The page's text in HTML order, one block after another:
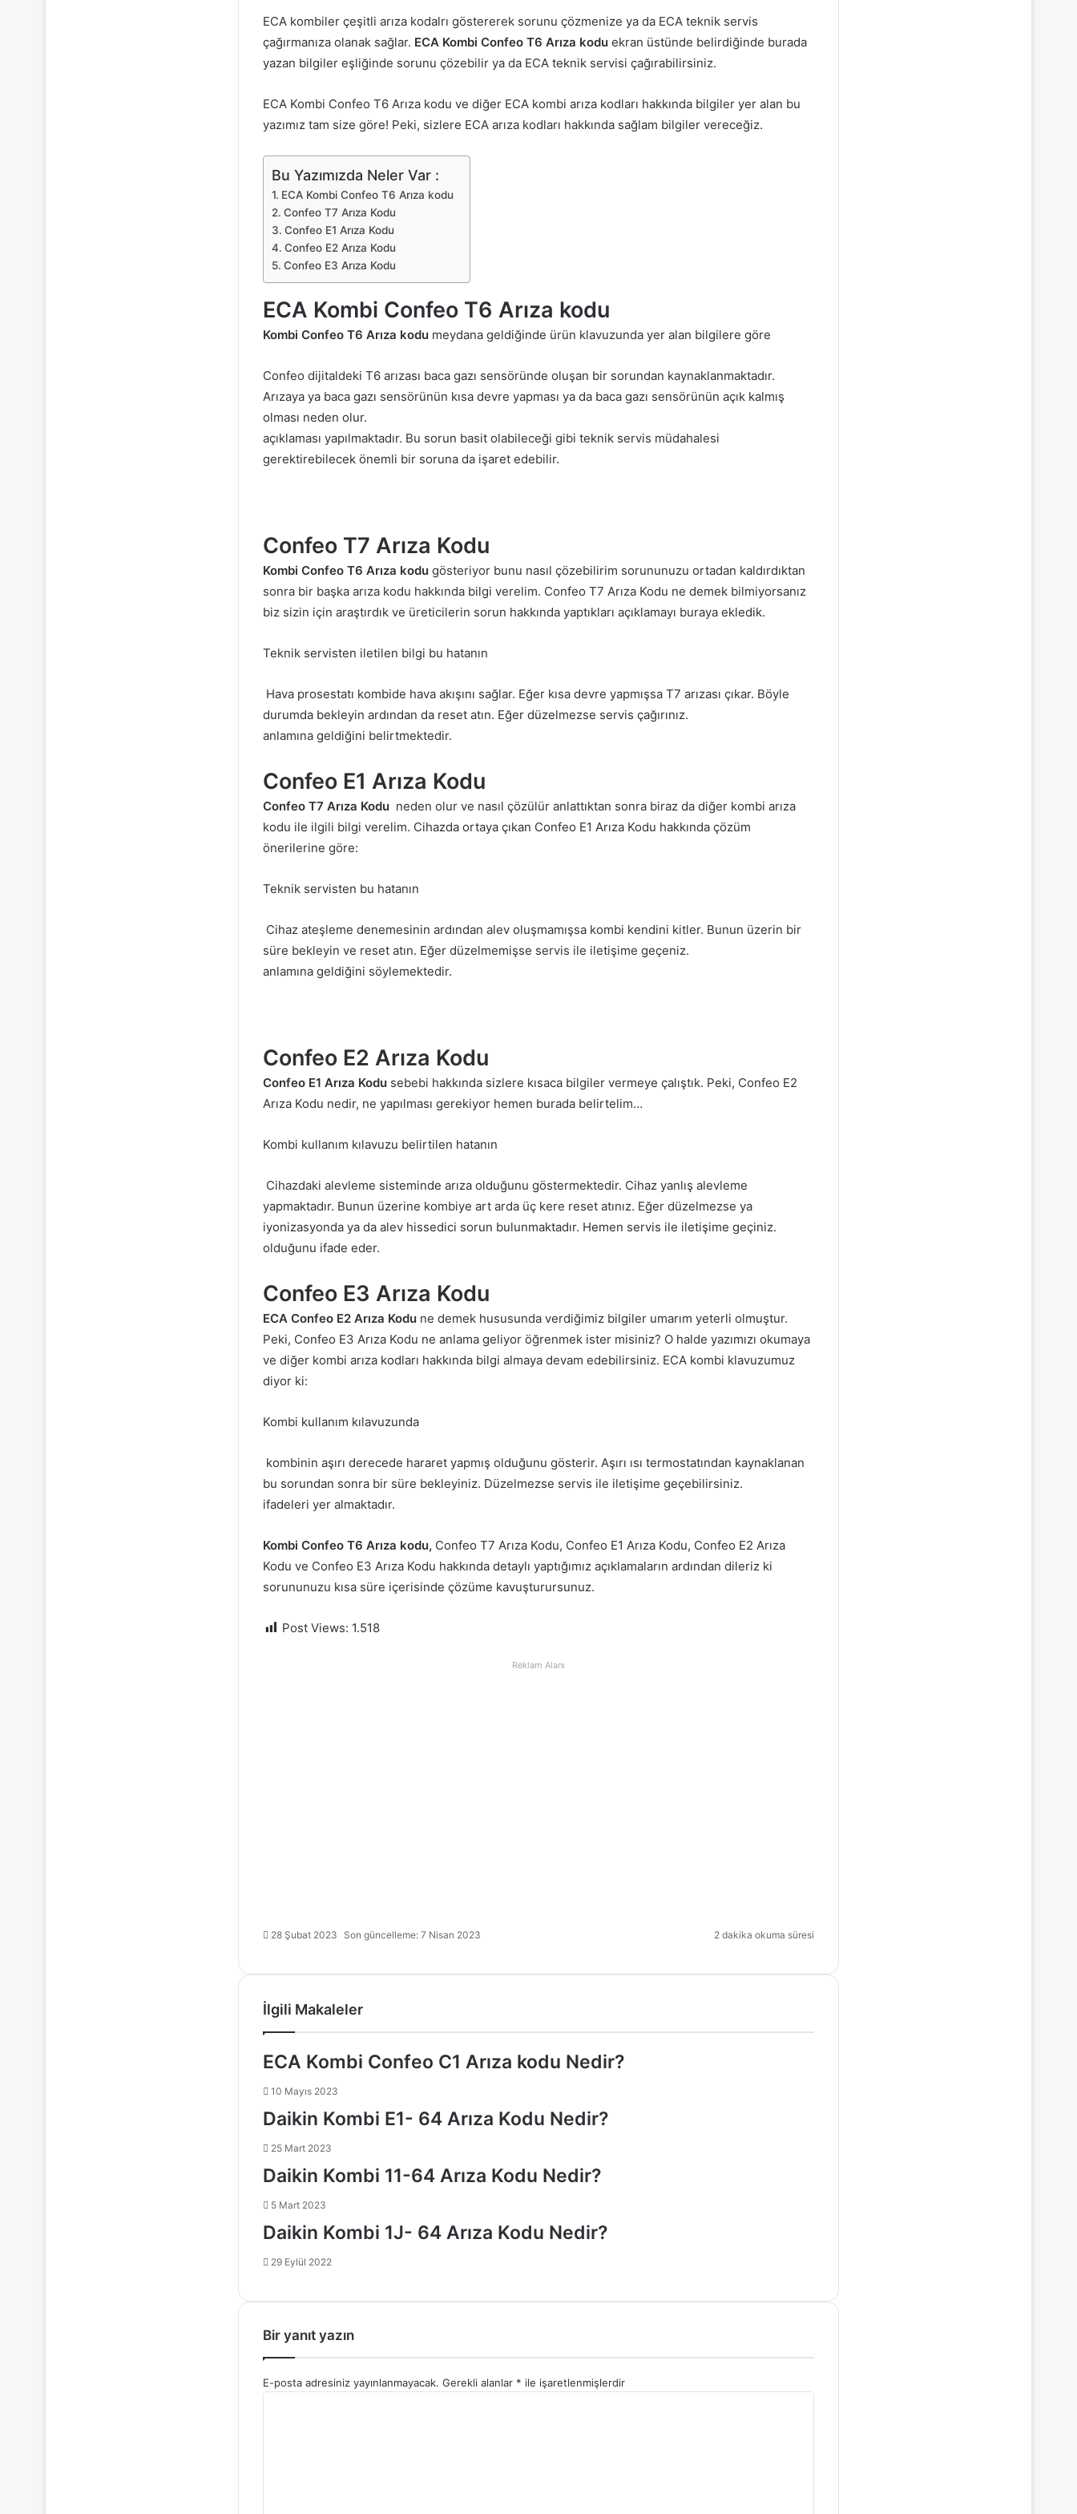
ECA kombiler çeşitli arıza kodalrı göstererek sorunu çözmenize ya da ECA teknik servis
çağırmanıza olanak sağlar. ECA Kombi Confeo T6 Arıza kodu ekran üstünde belirdiğinde burada
yazan bilgiler eşliğinde sorunu çözebilir ya da ECA teknik servisi çağırabilirsiniz.
ECA Kombi Confeo T6 Arıza kodu ve diğer ECA kombi arıza kodları hakkında bilgiler yer alan bu
yazımız tam size göre! Peki, sizlere ECA arıza kodları hakkında sağlam bilgiler vereceğiz.
Bu Yazımızda Neler Var :
ECA Kombi Confeo T6 Arıza kodu
Confeo T7 Arıza Kodu
Confeo E1 Arıza Kodu
Confeo E2 Arıza Kodu
Confeo E3 Arıza Kodu
ECA Kombi Confeo T6 Arıza kodu
Kombi Confeo T6 Arıza kodu meydana geldiğinde ürün klavuzunda yer alan bilgilere göre
Confeo dijitaldeki T6 arızası baca gazı sensöründe oluşan bir sorundan kaynaklanmaktadır.
Arızaya ya baca gazı sensörünün kısa devre yapması ya da baca gazı sensörünün açık kalmış
olması neden olur.
açıklaması yapılmaktadır. Bu sorun basit olabileceği gibi teknik servis müdahalesi
gerektirebilecek önemli bir soruna da işaret edebilir.
Confeo T7 Arıza Kodu
Kombi Confeo T6 Arıza kodu gösteriyor bunu nasıl çözebilirim sorununuzu ortadan kaldırdıktan
sonra bir başka arıza kodu hakkında bilgi verelim. Confeo T7 Arıza Kodu ne demek bilmiyorsanız
biz sizin için araştırdık ve üreticilerin sorun hakkında yaptıkları açıklamayı buraya ekledik.
Teknik servisten iletilen bilgi bu hatanın
Hava prosestatı kombide hava akışını sağlar. Eğer kısa devre yapmışsa T7 arızası çıkar. Böyle
durumda bekleyin ardından da reset atın. Eğer düzelmezse servis çağırınız.
anlamına geldiğini belirtmektedir.
Confeo E1 Arıza Kodu
Confeo T7 Arıza Kodu neden olur ve nasıl çözülür anlattıktan sonra biraz da diğer kombi arıza
kodu ile ilgili bilgi verelim. Cihazda ortaya çıkan Confeo E1 Arıza Kodu hakkında çözüm
önerilerine göre:
Teknik servisten bu hatanın
Cihaz ateşleme denemesinin ardından alev oluşmamışsa kombi kendini kitler. Bunun üzerin bir
süre bekleyin ve reset atın. Eğer düzelmemişse servis ile iletişime geçeniz.
anlamına geldiğini söylemektedir.
Confeo E2 Arıza Kodu
Confeo E1 Arıza Kodu sebebi hakkında sizlere kısaca bilgiler vermeye çalıştık. Peki, Confeo E2
Arıza Kodu nedir, ne yapılması gerekiyor hemen burada belirtelim…
Kombi kullanım kılavuzu belirtilen hatanın
Cihazdaki alevleme sisteminde arıza olduğunu göstermektedir. Cihaz yanlış alevleme
yapmaktadır. Bunun üzerine kombiye art arda üç kere reset atınız. Eğer düzelmezse ya
iyonizasyonda ya da alev hissedici sorun bulunmaktadır. Hemen servis ile iletişime geçiniz.
olduğunu ifade eder.
Confeo E3 Arıza Kodu
ECA Confeo E2 Arıza Kodu ne demek hususunda verdiğimiz bilgiler umarım yeterli olmuştur.
Peki, Confeo E3 Arıza Kodu ne anlama geliyor öğrenmek ister misiniz? O halde yazımızı okumaya
ve diğer kombi arıza kodları hakkında bilgi almaya devam edebilirsiniz. ECA kombi klavuzumuz
diyor ki:
Kombi kullanım kılavuzunda
kombinin aşırı derecede hararet yapmış olduğunu gösterir. Aşırı ısı termostatından kaynaklanan
bu sorundan sonra bir süre bekleyiniz. Düzelmezse servis ile iletişime geçebilirsiniz.
ifadeleri yer almaktadır.
Kombi Confeo T6 Arıza kodu, Confeo T7 Arıza Kodu, Confeo E1 Arıza Kodu, Confeo E2 Arıza
Kodu ve Confeo E3 Arıza Kodu hakkında detaylı yaptığımız açıklamaların ardından dileriz ki
sorununuzu kısa süre içerisinde çözüme kavuşturursunuz.
Post Views: 1.518
Reklam Alanı
28 Şubat 2023 Son güncelleme: 7 Nisan 2023 2 dakika okuma süresi
İlgili Makaleler
ECA Kombi Confeo C1 Arıza kodu Nedir?
10 Mayıs 2023
Daikin Kombi E1- 64 Arıza Kodu Nedir?
25 Mart 2023
Daikin Kombi 11-64 Arıza Kodu Nedir?
5 Mart 2023
Daikin Kombi 1J- 64 Arıza Kodu Nedir?
29 Eylül 2022
Bir yanıt yazın
E-posta adresiniz yayınlanmayacak. Gerekli alanlar * ile işaretlenmişlerdir